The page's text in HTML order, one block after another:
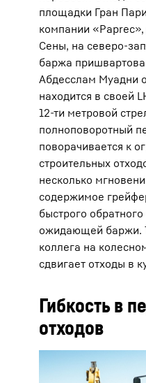
площадки Гран
компании
Сены, на северо-
баржа
Абдесслам Муадни
находится в своей
12-ти метровой
полноповоротный
поворачивается к
строительных
несколько
содержимое
быстрого
ожидающей баржи.
коллега на
сдвигает отходы в
Гибкость в
отходов